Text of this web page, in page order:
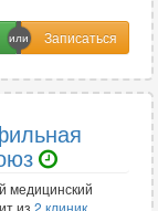
медицинский
из 2 клиник